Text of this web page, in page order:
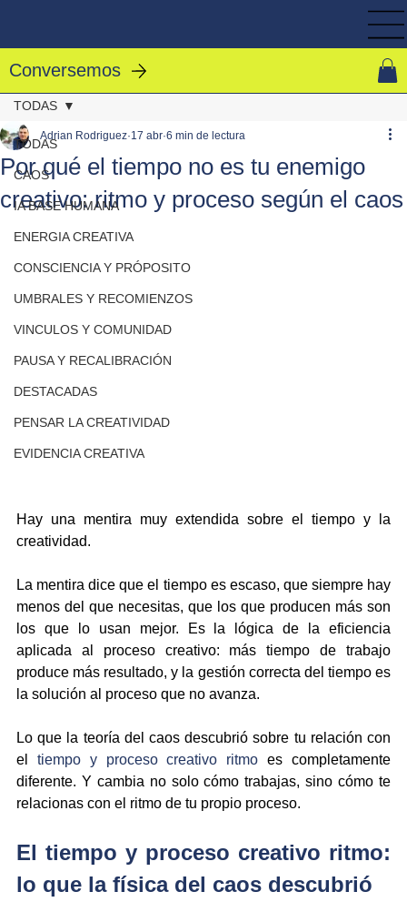
Conversemos
TODAS
CAOS
IA BASE HUMANA
ENERGIA CREATIVA
CONSCIENCIA Y PRÓPOSITO
UMBRALES Y RECOMIENZOS
VINCULOS Y COMUNIDAD
PAUSA Y RECALIBRACIÓN
DESTACADAS
PENSAR LA CREATIVIDAD
EVIDENCIA CREATIVA
TODAS
Por qué el tiempo no es tu enemigo
creativo: ritmo y proceso según el caos
Adrian Rodriguez 17 abr 6 min de lectura
Hay una mentira muy extendida sobre el tiempo y la
creatividad.
La mentira dice que el tiempo es escaso, que siempre hay
menos del que necesitas, que los que producen más son
los que lo usan mejor. Es la lógica de la eficiencia
aplicada al proceso creativo: más tiempo de trabajo
produce más resultado, y la gestión correcta del tiempo es
la solución al proceso que no avanza.
Lo que la teoría del caos descubrió sobre tu relación con
el tiempo y proceso creativo ritmo es completamente
diferente. Y cambia no solo cómo trabajas, sino cómo te
relacionas con el ritmo de tu propio proceso.
El tiempo y proceso creativo ritmo:
lo que la física del caos descubrió